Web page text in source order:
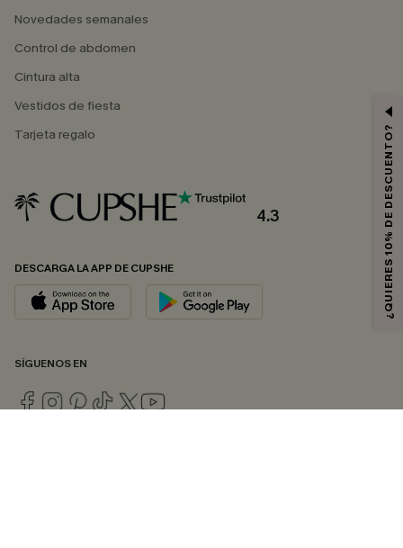
Novedades semanales
Control de abdomen
Cintura alta
Vestidos de fiesta
Tarjeta regalo
4.3
DESCARGA LA APP DE CUPSHE
SÍGUENOS EN
¿QUIERES 10% DE DESCUENTO?